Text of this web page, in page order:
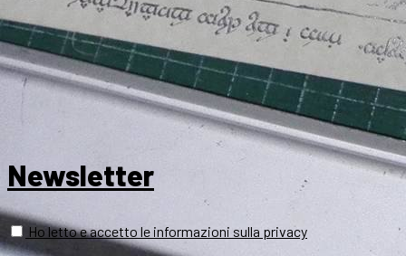
Newsletter
Ho letto e accetto le informazioni sulla privacy